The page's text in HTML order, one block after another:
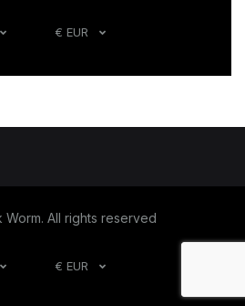
€ EUR
All rights reserved
€ EUR